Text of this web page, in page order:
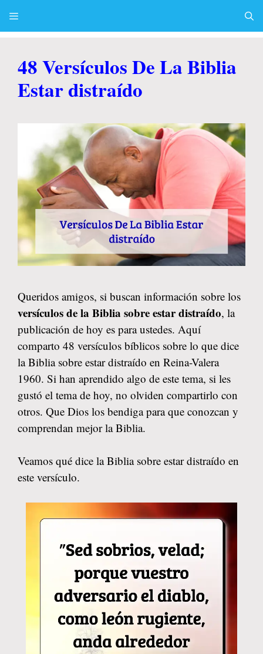
48 Versículos De La Biblia
Estar distraído
Queridos amigos, si buscan información sobre los
versículos de la Biblia sobre estar distraído, la
publicación de hoy es para ustedes. Aquí
comparto 48 versículos bíblicos sobre lo que dice
la Biblia sobre estar distraído en Reina-Valera
1960. Si han aprendido algo de este tema, si les
gustó el tema de hoy, no olviden compartirlo con
otros. Que Dios los bendiga para que conozcan y
comprendan mejor la Biblia.
Veamos qué dice la Biblia sobre estar distraído en
este versículo.